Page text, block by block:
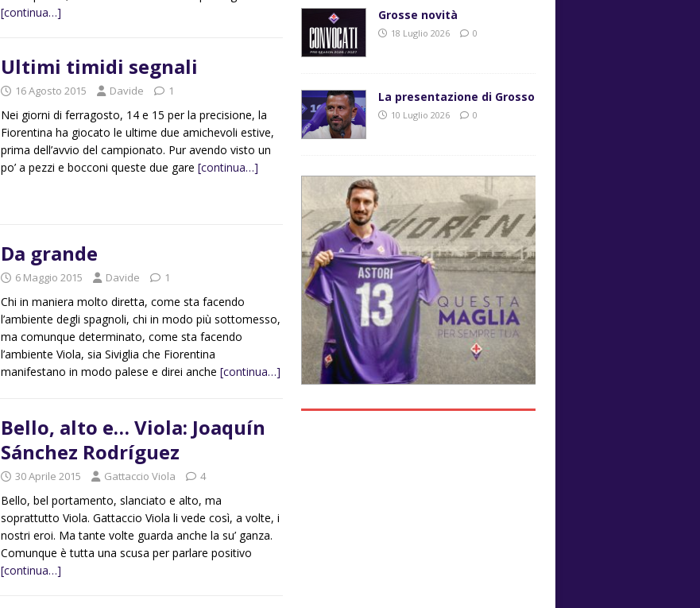
[continua…]
Ultimi timidi segnali
16 Agosto 2015 Davide 1
Nei giorni di ferragosto, 14 e 15 per la precisione, la
Fiorentina ha giocato le ultime due amichevoli estive,
prima dell’avvio del campionato. Pur avendo visto un
po’ a pezzi e bocconi queste due gare [continua…]
Da grande
6 Maggio 2015 Davide 1
Chi in maniera molto diretta, come sta facendo
l’ambiente degli spagnoli, chi in modo più sottomesso,
ma comunque determinato, come sta facendo
l’ambiente Viola, sia Siviglia che Fiorentina
manifestano in modo palese e direi anche [continua…]
Bello, alto e… Viola: Joaquín
Sánchez Rodríguez
30 Aprile 2015 Gattaccio Viola 4
Bello, bel portamento, slanciato e alto, ma
soprattutto Viola. Gattaccio Viola li vede così, a volte, i
nostri eroi. Ma tante volte guarda anche la su’ ganza.
Comunque è tutta una scusa per parlare positivo
[continua…]
Grosse novità
18 Luglio 2026 0
La presentazione di Grosso
10 Luglio 2026 0